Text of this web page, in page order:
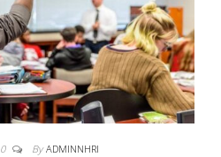
0 By ADMINNHRI